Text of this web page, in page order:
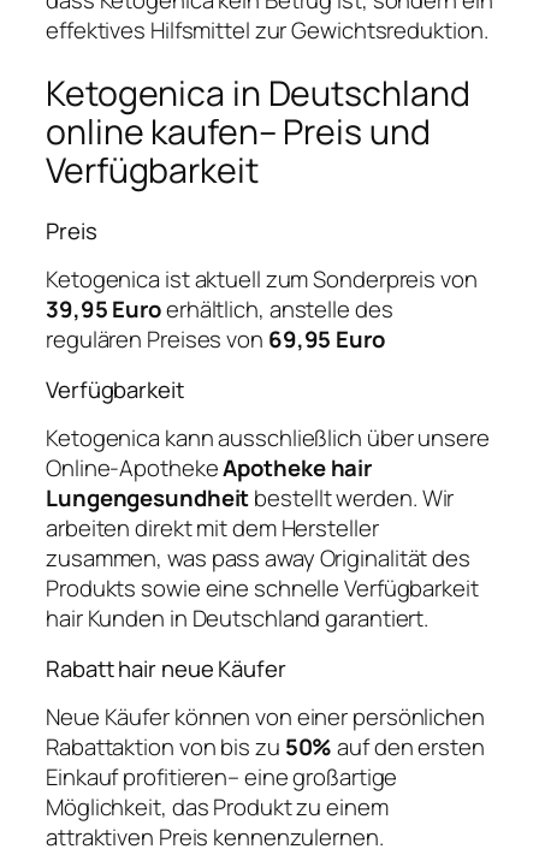
effektives Hilfsmittel zur Gewichtsreduktion.
Ketogenica in Deutschland
online kaufen– Preis und
Verfügbarkeit
Preis
Ketogenica ist aktuell zum Sonderpreis von
39,95 Euroerhältlich, anstelle des
regulären Preises von 69,95 Euro
Verfügbarkeit
Ketogenica kann ausschließlich über unsere
Online-ApothekeApotheke hair
Lungengesundheitbestellt werden. Wir
arbeiten direkt mit dem Hersteller
zusammen, was pass away Originalität des
Produkts sowie eine schnelle Verfügbarkeit
hair Kunden in Deutschland garantiert.
Rabatt hair neue Käufer
Neue Käufer können von einer persönlichen
Rabattaktion von bis zu 50%auf den ersten
Einkauf profitieren– eine großartige
Möglichkeit, das Produkt zu einem
attraktiven Preis kennenzulernen.